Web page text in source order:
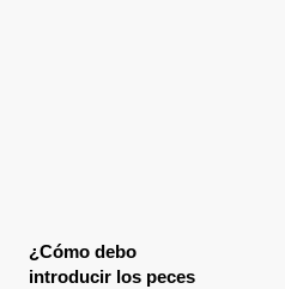
¿Cómo debo
introducir los peces